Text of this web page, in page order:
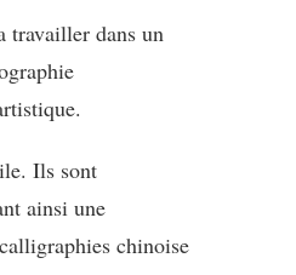
travailler dans un
Ils sont
ainsi une
chinoise